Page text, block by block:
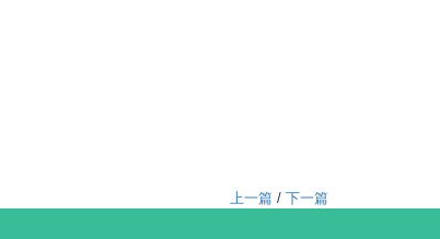
上一篇 / 下一篇